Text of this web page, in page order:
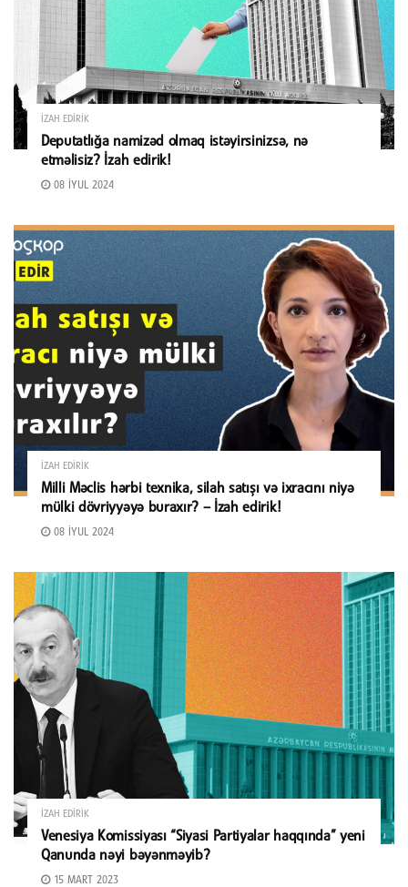
İZAH EDIRIK
Deputatlığa namizəd olmaq istəyirsinizsə, nə
etməlisiz? İzah edirik!
08 İYUL 2024
İZAH EDIRIK
Milli Məclis hərbi texnika, silah satışı və ixracını niyə
mülki dövriyyəyə buraxır? – İzah edirik!
08 İYUL 2024
İZAH EDIRIK
Venesiya Komissiyası “Siyasi Partiyalar haqqında” yeni
Qanunda nəyi bəyənməyib?
15 MART 2023